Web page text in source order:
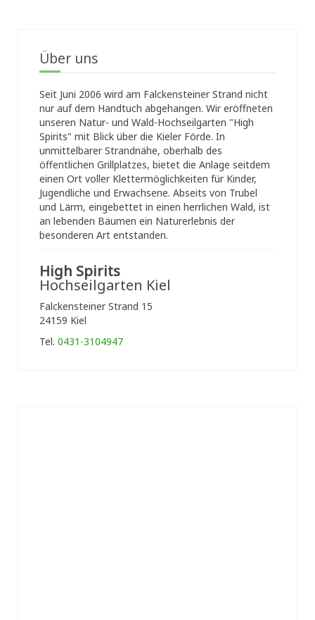
Über uns
Seit Juni 2006 wird am Falckensteiner Strand nicht
nur auf dem Handtuch abgehangen. Wir eröffneten
unseren Natur- und Wald-Hochseilgarten "High
Spirits" mit Blick über die Kieler Förde. In
unmittelbarer Strandnähe, oberhalb des
öffentlichen Grillplatzes, bietet die Anlage seitdem
einen Ort voller Klettermöglichkeiten für Kinder,
Jugendliche und Erwachsene. Abseits von Trubel
und Lärm, eingebettet in einen herrlichen Wald, ist
an lebenden Bäumen ein Naturerlebnis der
besonderen Art entstanden.
High Spirits
Hochseilgarten Kiel
Falckensteiner Strand 15
24159 Kiel
Tel. 0431-3104947